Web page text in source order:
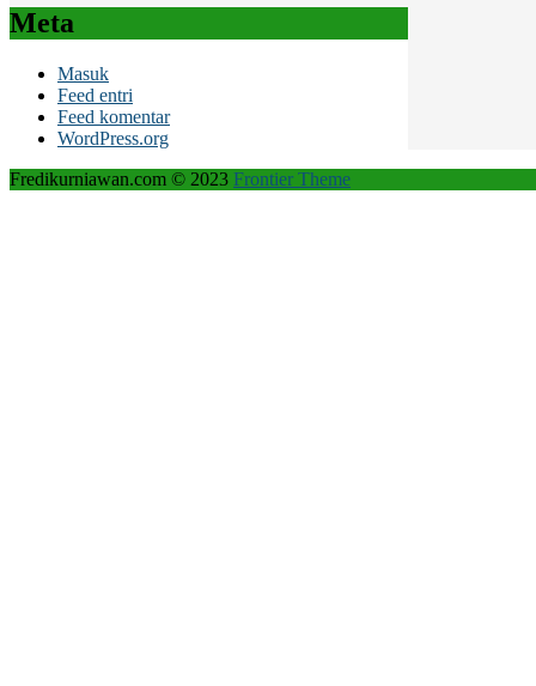
Meta
Masuk
Feed entri
Feed komentar
WordPress.org
Fredikurniawan.com © 2023 Frontier Theme